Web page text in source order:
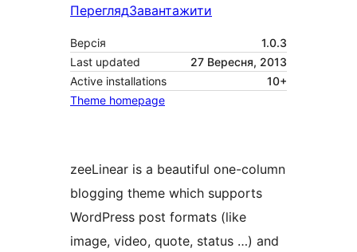
ПереглядЗавантажити
Версія
1.0.3
Last updated
27 Вересня, 2013
Active installations
10+
Theme homepage
zeeLinear is a beautiful one-column
blogging theme which supports
WordPress post formats (like
image, video, quote, status …) and